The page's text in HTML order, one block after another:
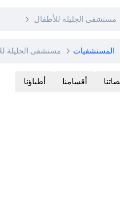
مستشفى الجليلة للأطفال
المستشفيات مستشفى الجليلة
أقسامنا أطباؤنا